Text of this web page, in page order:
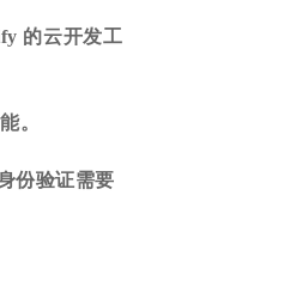
的云开发工
。
份验证需要